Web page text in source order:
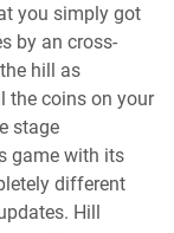
you simply got
by an cross-
hill as
the coins on your
stage
game with its
different
Hill